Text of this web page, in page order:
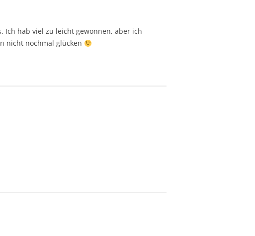
Ich hab viel zu leicht gewonnen, aber ich
nicht nochmal glücken